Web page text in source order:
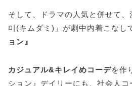
そして、ドラマの人気と併せて
미(キムダミ)」が劇中内着こなし
ョン』
カジュアル&キレイめコーデを作
ション』デイリーにも、社会人